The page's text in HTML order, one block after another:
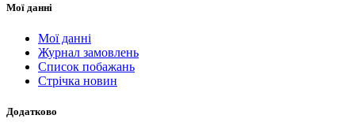
Мої данні
Мої данні
Журнал замовлень
Список побажань
Стрічка новин
Додатково